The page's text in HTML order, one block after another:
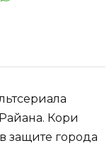
Кори
защите города